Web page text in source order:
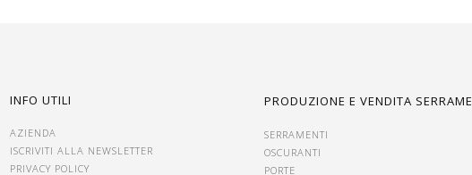
INFO UTILI
AZIENDA
ISCRIVITI ALLA NEWSLETTER
PRIVACY POLICY
PRODUZIONE E VENDITA
SERRAMENTI
OSCURANTI
PORTE